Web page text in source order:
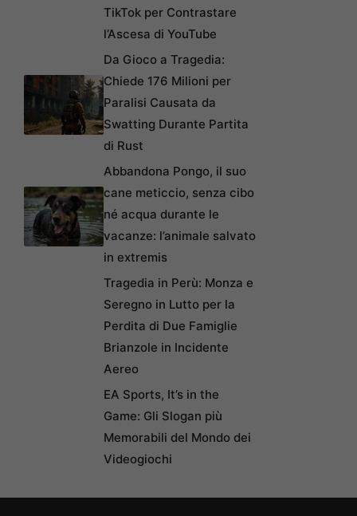
TikTok per Contrastare
l’Ascesa di YouTube
Da Gioco a Tragedia:
Chiede 176 Milioni per
Paralisi Causata da
Swatting Durante Partita
di Rust
Abbandona Pongo, il suo
cane meticcio, senza cibo
né acqua durante le
vacanze: l’animale salvato
in extremis
Tragedia in Perù: Monza e
Seregno in Lutto per la
Perdita di Due Famiglie
Brianzole in Incidente
Aereo
EA Sports, It’s in the
Game: Gli Slogan più
Memorabili del Mondo dei
Videogiochi